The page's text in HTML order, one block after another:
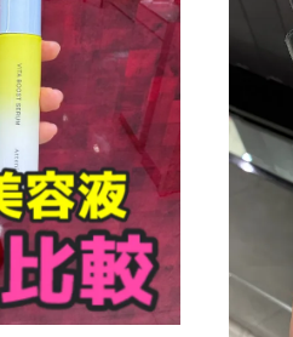
ドレスリフト
プリマモイスト